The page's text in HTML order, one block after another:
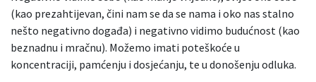
(kao prezahtijevan, čini nam se da se nama i oko nas stalno
nešto negativno događa) i negativno vidimo budućnost (kao
beznadnu i mračnu). Možemo imati poteškoće u
koncentraciji, pamćenju i dosjećanju, te u donošenju odluka.